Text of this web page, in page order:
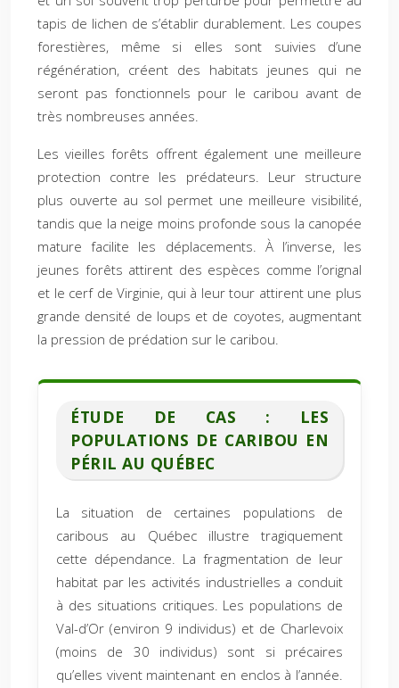
tapis de lichen de s’établir durablement. Les coupes
forestières, même si elles sont suivies d’une
régénération, créent des habitats jeunes qui ne
seront pas fonctionnels pour le caribou avant de
très nombreuses années.
Les vieilles forêts offrent également une meilleure
protection contre les prédateurs. Leur structure
plus ouverte au sol permet une meilleure visibilité,
tandis que la neige moins profonde sous la canopée
mature facilite les déplacements. À l’inverse, les
jeunes forêts attirent des espèces comme l’orignal
et le cerf de Virginie, qui à leur tour attirent une plus
grande densité de loups et de coyotes, augmentant
la pression de prédation sur le caribou.
ÉTUDE DE CAS : LES
POPULATIONS DE CARIBOU EN
PÉRIL AU QUÉBEC
La situation de certaines populations de
caribous au Québec illustre tragiquement
cette dépendance. La fragmentation de leur
habitat par les activités industrielles a conduit
à des situations critiques. Les populations de
Val-d’Or (environ 9 individus) et de Charlevoix
(moins de 30 individus) sont si précaires
qu’elles vivent maintenant en enclos à l’année.